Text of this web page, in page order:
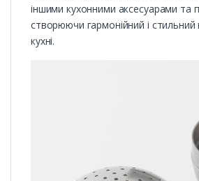
іншими кухонними аксесуарами та
створюючи гармонійний і стильний
кухні.